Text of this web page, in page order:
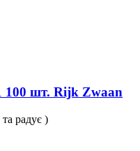
100 шт. Rijk Zwaan
та радує )